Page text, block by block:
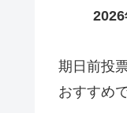
期日前投
おすすめ